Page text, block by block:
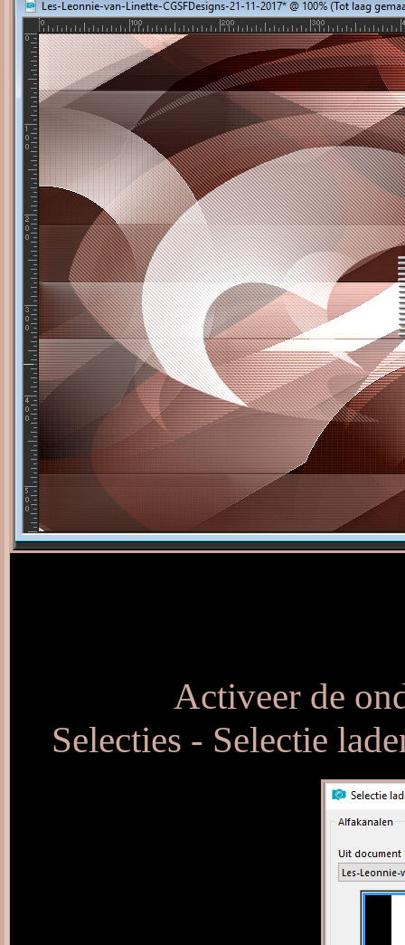
Activeer de
Selecties - Selectie